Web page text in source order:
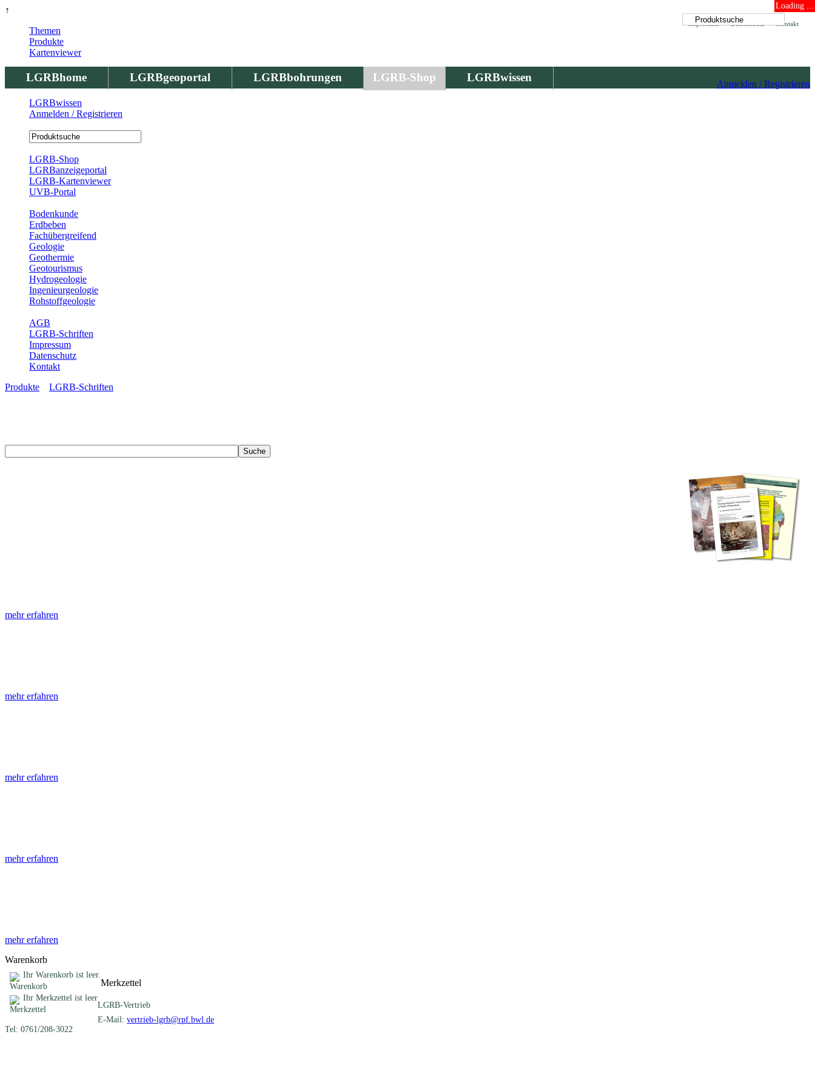
↑ Loading ...
Kontakt
Datenschutz
Impressum
LGRBhome LGRBgeoportal LGRBbohrungen LGRB-Shop LGRBwissen
Anmelden / Registrieren
Themen
Produkte
Kartenviewer
LGRBwissen
Anmelden / Registrieren
LGRB-Shop
LGRBanzeigeportal
LGRB-Kartenviewer
UVB-Portal
Bodenkunde
Erdbeben
Fachübergreifend
Geologie
Geothermie
Geotourismus
Hydrogeologie
Ingenieurgeologie
Rohstoffgeologie
AGB
LGRB-Schriften
Impressum
Datenschutz
Kontakt
Produkte
LGRB-Schriften
mehr erfahren
mehr erfahren
mehr erfahren
mehr erfahren
mehr erfahren
Warenkorb
Ihr Warenkorb ist leer.
Merkzettel
Ihr Merkzettel ist leer
LGRB-Vertrieb
E-Mail: vertrieb-lgrb@rpf.bwl.de
Tel: 0761/208-3022